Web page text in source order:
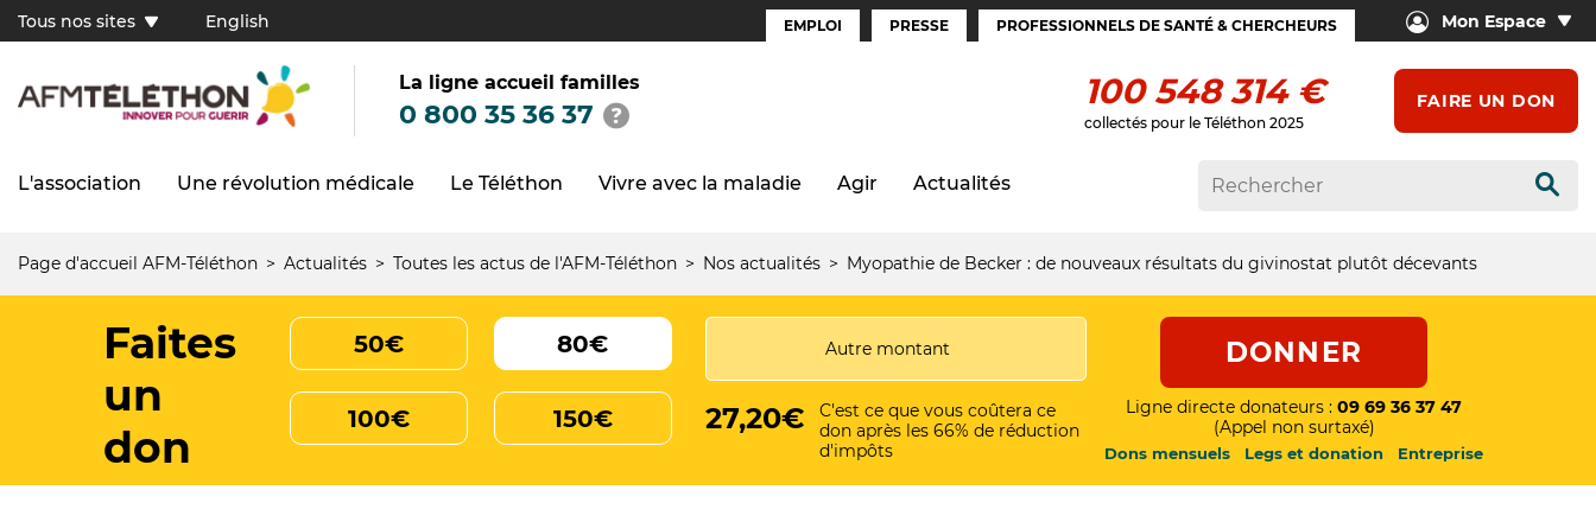
contenu
Tous
sites
(FR)
Tous nos sites English
Espaces
EMPLOI PRESSE PROFESSIONNELS DE SANTÉ & CHERCHEURS Mon Espace
La ligne accueil familles
0 800 35 36 37
100 548 314 €
collectés pour le Téléthon 2025
FAIRE UN DON
Navigation
L'association Une révolution médicale Le Téléthon Vivre avec la maladie Agir Actualités
Fil
d'Ariane
Page d'accueil AFM-Téléthon Actualités Toutes les actus de l'AFM-Téléthon Nos actualités Myopathie de Becker : de nouveaux résultats du givinostat plutôt décevants
Faites
un
don
50€ 80€
100€ 150€ 27,20€
C'est ce que vous coûtera ce
don après les 66% de réduction
d'impôts
DONNER
Ligne directe donateurs : 09 69 36 37 47
(Appel non surtaxé)
Dons mensuels Legs et donation Entreprise